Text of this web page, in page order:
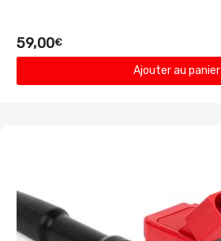
59,00€
Ajouter au panier